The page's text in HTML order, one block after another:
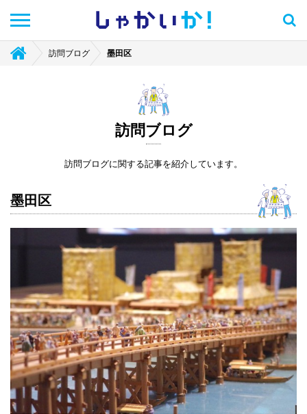
しゃかい か！
訪問ブログ 墨田区
訪問ブログ
訪問ブログに関する記事を紹介しています。
墨田区